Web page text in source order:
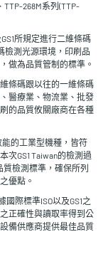
TTP-268M系列(TTP-
所規定進行二維條碼
檢測光源環境，印刷品
做為品質管制的標準。
條碼跟以往的一維條碼
醫療業、物流業、批發
的品質攸關廠商在各種
的工業型機種，皆符
次GS1 Taiwan的檢測過
質檢測標準，確保所列
優點。
際標準ISO以及GS1之
正確性與讀取率得到公
備供應商提供最佳品質